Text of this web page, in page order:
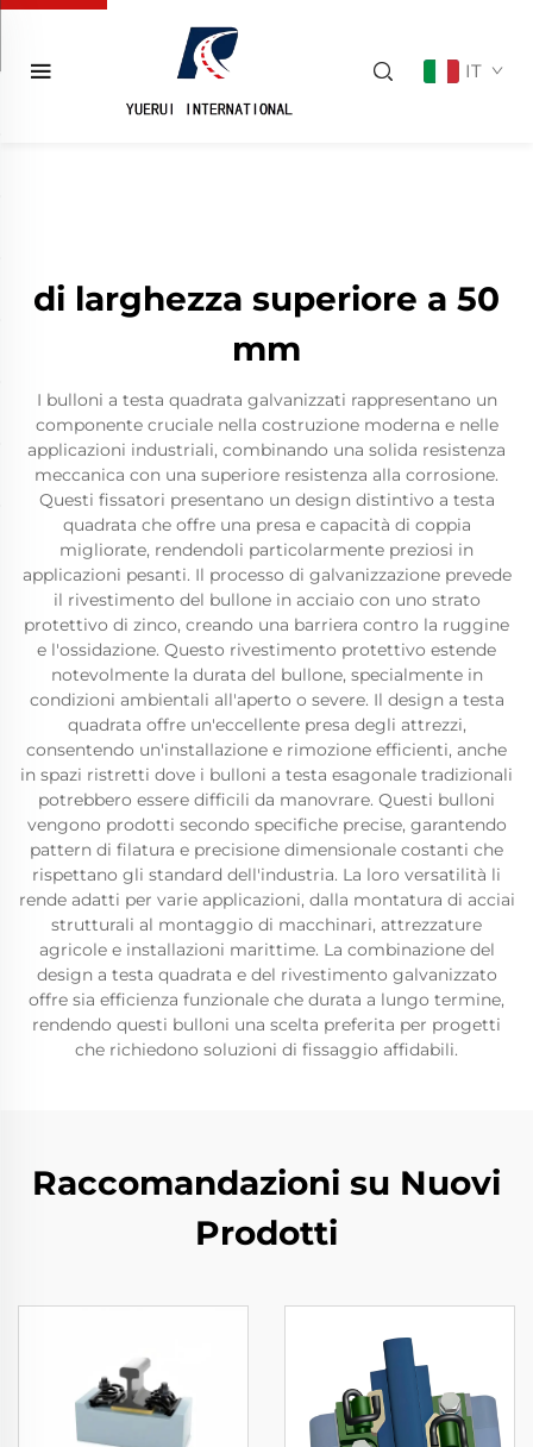
IT
di larghezza superiore a 50
mm
I bulloni a testa quadrata galvanizzati rappresentano un
componente cruciale nella costruzione moderna e nelle
applicazioni industriali, combinando una solida resistenza
meccanica con una superiore resistenza alla corrosione.
Questi fissatori presentano un design distintivo a testa
quadrata che offre una presa e capacità di coppia
migliorate, rendendoli particolarmente preziosi in
applicazioni pesanti. Il processo di galvanizzazione prevede
il rivestimento del bullone in acciaio con uno strato
protettivo di zinco, creando una barriera contro la ruggine
e l'ossidazione. Questo rivestimento protettivo estende
notevolmente la durata del bullone, specialmente in
condizioni ambientali all'aperto o severe. Il design a testa
quadrata offre un'eccellente presa degli attrezzi,
consentendo un'installazione e rimozione efficienti, anche
in spazi ristretti dove i bulloni a testa esagonale tradizionali
potrebbero essere difficili da manovrare. Questi bulloni
vengono prodotti secondo specifiche precise, garantendo
pattern di filatura e precisione dimensionale costanti che
rispettano gli standard dell'industria. La loro versatilità li
rende adatti per varie applicazioni, dalla montatura di acciai
strutturali al montaggio di macchinari, attrezzature
agricole e installazioni marittime. La combinazione del
design a testa quadrata e del rivestimento galvanizzato
offre sia efficienza funzionale che durata a lungo termine,
rendendo questi bulloni una scelta preferita per progetti
che richiedono soluzioni di fissaggio affidabili.
Raccomandazioni su Nuovi
Prodotti